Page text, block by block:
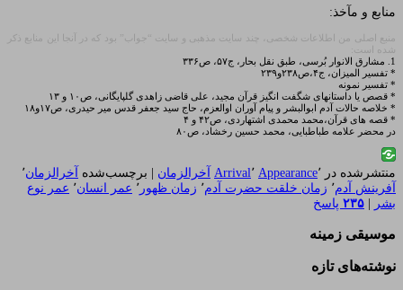
منابع و مآخذ:
منبع اصلی من اطلاعات شخصی، چند سایت مذهبی و سایت “جواب” بود که در آنجا این منابع ذکر
شده است:
1. مشارق الانوار بُرسی، طبق نقل بحار، ج۵۷، ص۳۳۶
* تفسیر المیزان، ج۴،ص۲۳۸و۲۳۹
* تفسیر نمونه
* قصص یا داستانهای شگفت انگیز قرآن مجید، علی قاضی زاهدی گلپایگانی، ص۱۰ و ۱۳
* خلاصه حالات آدم ابوالبشر و پیام آوران اوالعزم، حاج سید جعفر قدس میر حیدری، ص۱۷و۱۸
* قصه های قرآن،محمد محمدی اشتهاردی، ص۴۲ و ۴
در محضر علامه طباطبایی، محمد حسین رخشاد، ص۸۰
منتشرشده در Appearance٬ Arrival٬ آخرالزمان | برچسب‌شده آخرالزمان٬
آفرینش آدم٬ زمان خلقت حضرت آدم٬ زمان ظهور ٬ عمر انسان٬ عمر نوع
بشر | ۲۳۵ پاسخ
موسیقی زمینه
نوشته‌های تازه